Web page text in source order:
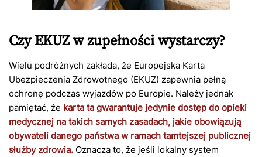
Czy EKUZ w zupełności wystarczy?
Wielu podróżnych zakłada, że Europejska Karta
Ubezpieczenia Zdrowotnego (EKUZ) zapewnia pełną
ochronę podczas wyjazdów po Europie. Należy jednak
pamiętać, że karta ta gwarantuje jedynie dostęp do opieki
medycznej na takich samych zasadach, jakie obowiązują
obywateli danego państwa w ramach tamtejszej publicznej
służby zdrowia. Oznacza to, że jeśli lokalny system